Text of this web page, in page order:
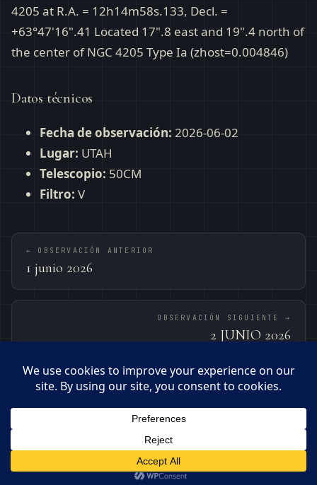
4205 at R.A. = 12h14m58s.133, Decl. =
+63°47'16".41 Located 17".8 east and 19".4 north of
the center of NGC 4205 Type Ia (zhost=0.004846)
Datos técnicos
Fecha de observación: 2026-06-02
Lugar: UTAH
Telescopio: 50CM
Filtro: V
← OBSERVACIÓN ANTERIOR
1 junio 2026
OBSERVACIÓN SIGUIENTE →
2 JUNIO 2026
© 2026 · OBSERVATORI DE BEGUES – PEPE MANTECA
MANTECA0359@GMAIL.COM
BEGUES · 41.33°N · 1.92°E